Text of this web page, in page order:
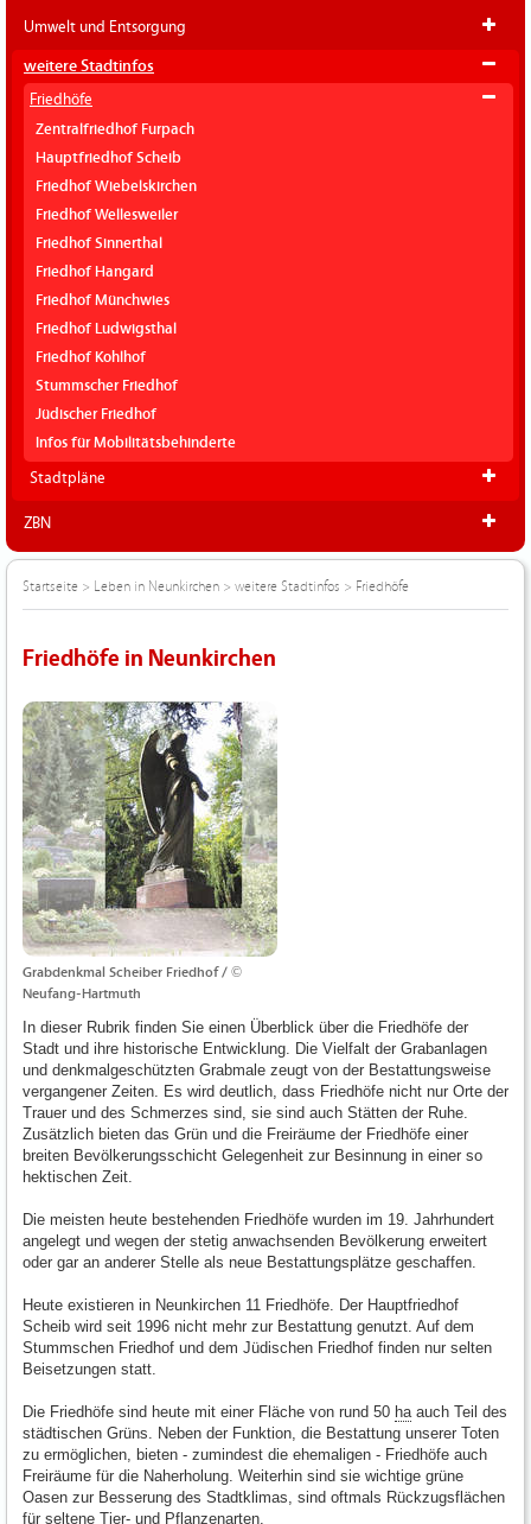
Umwelt und Entsorgung
weitere Stadtinfos
Friedhöfe
Zentralfriedhof Furpach
Hauptfriedhof Scheib
Friedhof Wiebelskirchen
Friedhof Wellesweiler
Friedhof Sinnerthal
Friedhof Hangard
Friedhof Münchwies
Friedhof Ludwigsthal
Friedhof Kohlhof
Stummscher Friedhof
Jüdischer Friedhof
Infos für Mobilitätsbehinderte
Stadtpläne
ZBN
Startseite > Leben in Neunkirchen > weitere Stadtinfos > Friedhöfe
Friedhöfe in Neunkirchen
Grabdenkmal Scheiber Friedhof / ©
Neufang-Hartmuth
In dieser Rubrik finden Sie einen Überblick über die Friedhöfe der
Stadt und ihre historische Entwicklung. Die Vielfalt der Grabanlagen
und denkmalgeschützten Grabmale zeugt von der Bestattungsweise
vergangener Zeiten. Es wird deutlich, dass Friedhöfe nicht nur Orte der
Trauer und des Schmerzes sind, sie sind auch Stätten der Ruhe.
Zusätzlich bieten das Grün und die Freiräume der Friedhöfe einer
breiten Bevölkerungsschicht Gelegenheit zur Besinnung in einer so
hektischen Zeit.
Die meisten heute bestehenden Friedhöfe wurden im 19. Jahrhundert
angelegt und wegen der stetig anwachsenden Bevölkerung erweitert
oder gar an anderer Stelle als neue Bestattungsplätze geschaffen.
Heute existieren in Neunkirchen 11 Friedhöfe. Der Hauptfriedhof
Scheib wird seit 1996 nicht mehr zur Bestattung genutzt. Auf dem
Stummschen Friedhof und dem Jüdischen Friedhof finden nur selten
Beisetzungen statt.
Die Friedhöfe sind heute mit einer Fläche von rund 50 ha auch Teil des
städtischen Grüns. Neben der Funktion, die Bestattung unserer Toten
zu ermöglichen, bieten - zumindest die ehemaligen - Friedhöfe auch
Freiräume für die Naherholung. Weiterhin sind sie wichtige grüne
Oasen zur Besserung des Stadtklimas, sind oftmals Rückzugsflächen
für seltene Tier- und Pflanzenarten.